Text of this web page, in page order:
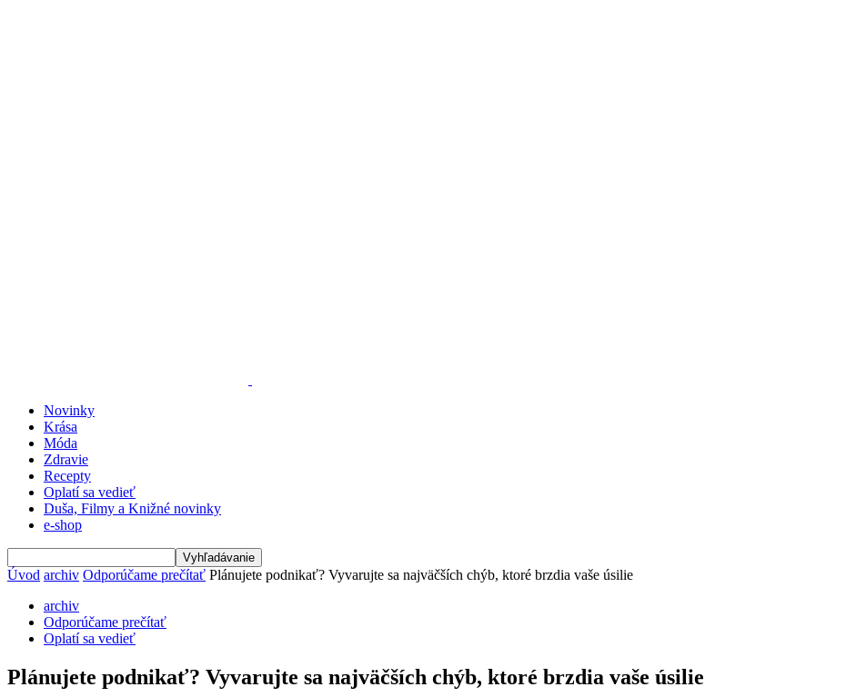
Novinky
Krása
Móda
Zdravie
Recepty
Oplatí sa vedieť
Duša, Filmy a Knižné novinky
e-shop
Úvod archiv Odporúčame prečítať Plánujete podnikať? Vyvarujte sa najväčších chýb, ktoré brzdia vaše úsilie
archiv
Odporúčame prečítať
Oplatí sa vedieť
Plánujete podnikať? Vyvarujte sa najväčších chýb, ktoré brzdia vaše úsilie